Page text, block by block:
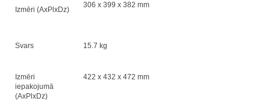
Izmēri (AхPlхDz)
306 x 399 x 382 mm
Svars 15.7 kg
Izmēri
iepakojumā
(AхPlхDz)
422 x 432 x 472 mm